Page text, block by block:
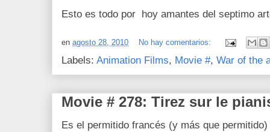
Esto es todo por hoy amantes del septimo
en agosto 28, 2010 No hay comentarios:
Labels: Animation Films, Movie #, War of the
Movie # 278: Tirez sur le
Es el permitido francés (y más que